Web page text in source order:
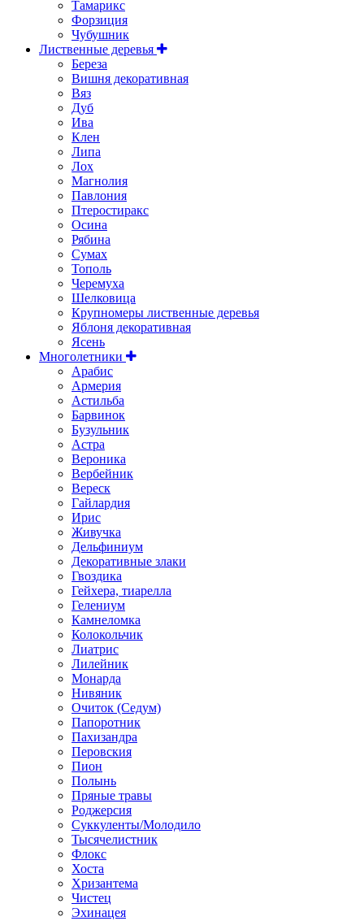
Тамарикс
Форзиция
Чубушник
Лиственные деревья
Береза
Вишня декоративная
Вяз
Дуб
Ива
Клен
Липа
Лох
Магнолия
Павлония
Птеростиракс
Осина
Рябина
Сумах
Тополь
Черемуха
Шелковица
Крупномеры лиственные деревья
Яблоня декоративная
Ясень
Многолетники
Арабис
Армерия
Астильбa
Барвинок
Бузульник
Астра
Вероника
Вербейник
Вереск
Гайлардия
Ирис
Живучка
Дельфиниум
Декоративные злаки
Гвоздика
Гейхера, тиарелла
Гелениум
Камнеломка
Колокольчик
Лиатрис
Лилейник
Монарда
Нивяник
Очиток (Седум)
Папоротник
Пахизандра
Перовския
Пион
Полынь
Пряные травы
Роджерсия
Суккуленты/Молодило
Тысячелистник
Флокс
Хоста
Хризантема
Чистец
Эхинацея